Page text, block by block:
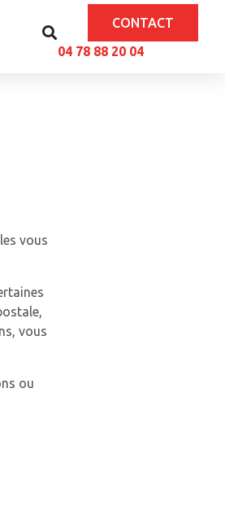
CONTACT
04 78 88 20 04
vous
vous
ou